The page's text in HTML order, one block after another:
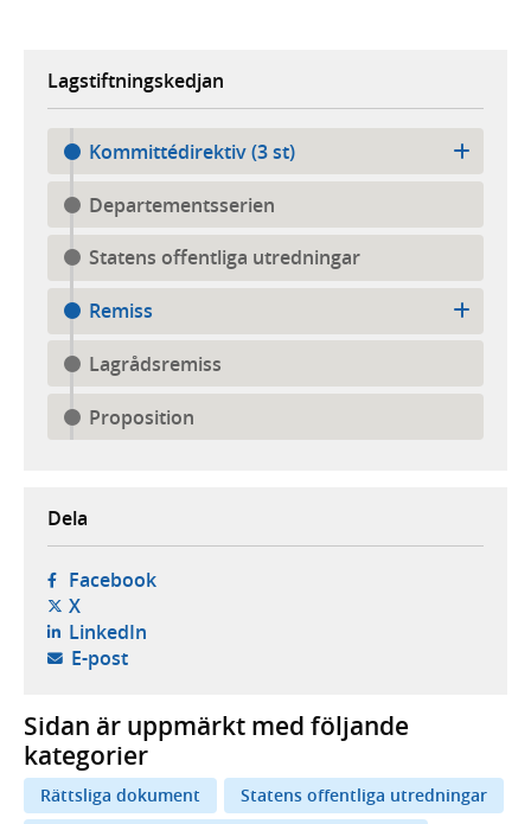
Lagstiftningskedjan
Kommittédirektiv (3 st)
Departementsserien
Statens offentliga utredningar
Remiss
Lagrådsremiss
Proposition
Dela
Facebook- öppnas i ny flik, extern webbplats,
X- öppnas i ny flik, extern webbplats,
LinkedIn- öppnas i ny flik, extern webbplats,
E-post- öppnar din e-postklient,
Sidan är uppmärkt med följande
kategorier
Rättsliga dokument
Statens offentliga utredningar